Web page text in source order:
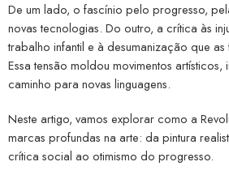
De um lado, o fascínio pelo progresso,
novas tecnologias. Do outro, a crítica às
trabalho infantil e à desumanização que
Essa tensão moldou movimentos artísticos,
caminho para novas linguagens.
Neste artigo, vamos explorar como a
marcas profundas na arte: da pintura
crítica social ao otimismo do progresso.